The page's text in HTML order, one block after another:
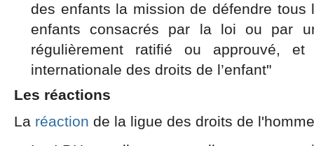
des enfants la mission de défendre tous
enfants consacrés par la loi ou par
régulièrement ratifié ou approuvé, et
internationale des droits de l’enfant"
Les réactions
La réaction de la ligue des droits de